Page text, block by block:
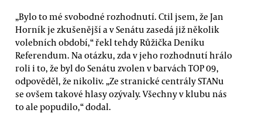
„Bylo to mé svobodné rozhodnutí. Ctil jsem, že Jan
Horník je zkušenější a v Senátu zasedá již několik
volebních období,“ řekl tehdy Růžička Deníku
Referendum. Na otázku, zda v jeho rozhodnutí hrálo
roli i to, že byl do Senátu zvolen v barvách TOP 09,
odpověděl, že nikoliv. „Ze stranické centrály STANu
se ovšem takové hlasy ozývaly. Všechny v klubu nás
to ale popudilo,“ dodal.